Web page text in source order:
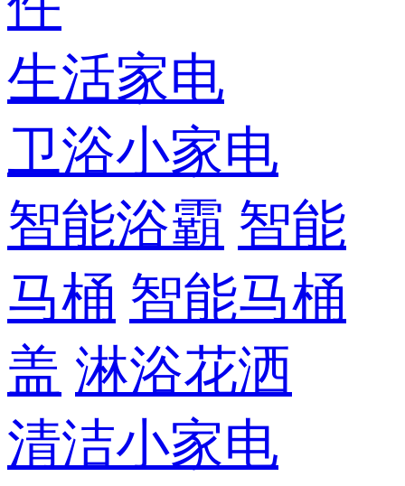
生活家电
卫浴小家电
智能浴霸 智能
马桶 智能马桶
盖 淋浴花洒
清洁小家电